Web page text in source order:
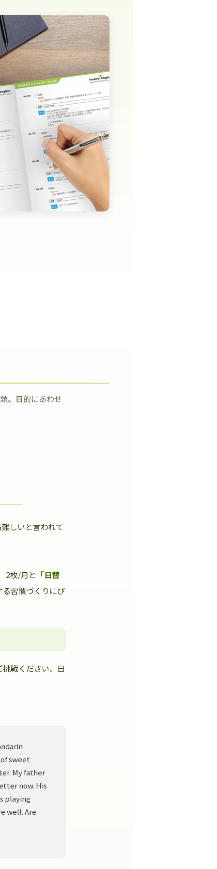
。目的にあわせ
しいと言われて
2枚/月と 「日替
習慣づくりにぴ
戦ください。日
sweet
My father
now. His
playing
well. Are